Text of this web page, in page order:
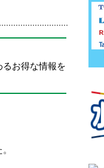
お得な情報を